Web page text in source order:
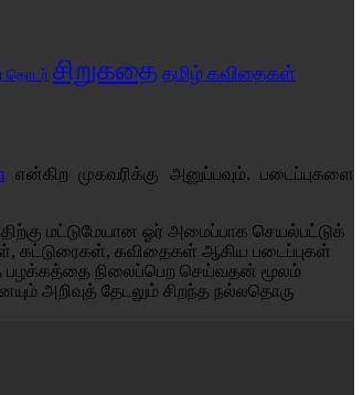
தொடர் சிறுகதை தமிழ் கவிதைகள்
என்கிற முகவரிக்கு அனுப்பவும். படைப்புகளை
மட்டுமேயான ஓர் அமைப்பாக செயல்பட்டுக்
கட்டுரைகள், கவிதைகள் ஆகிய படைப்புகள்
பழக்கத்தை நிலைப்பெற செய்வதன் மூலம்
அறிவுத் தேடலும் சிறந்த நல்லதொரு